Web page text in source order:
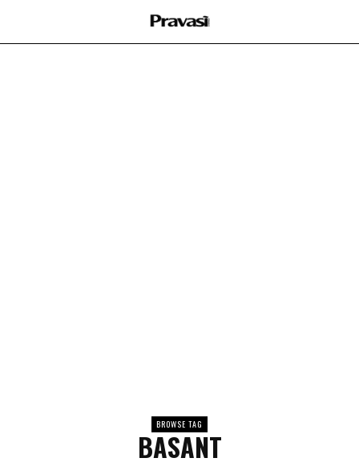
BROWSE TAG
BASANT